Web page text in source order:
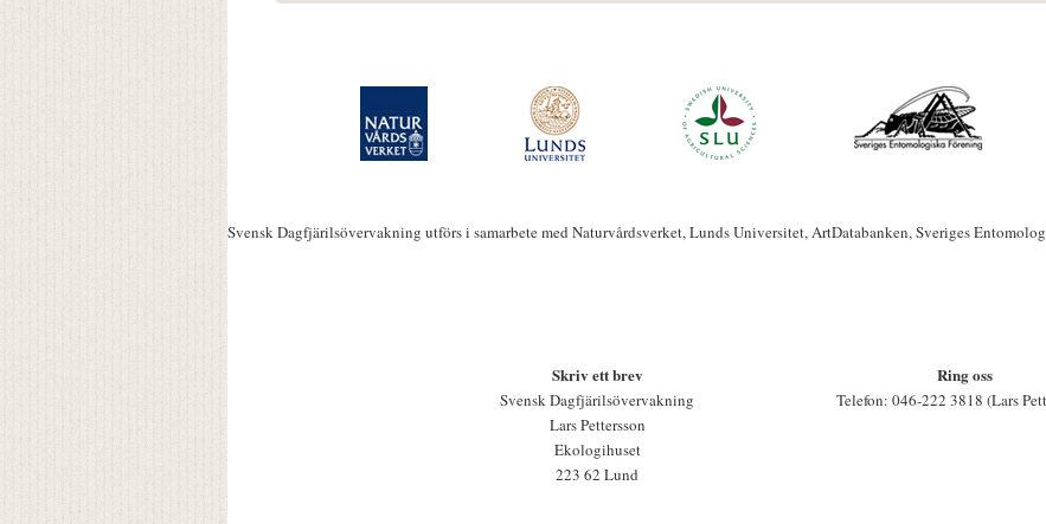
Svensk Dagfjärilsövervakning utförs i samarbete med Naturvårdsverket, Lunds Universitet, ArtDatabanken, Sveriges
Skriv ett brev
Svensk Dagfjärilsövervakning
Lars Pettersson
Ekologihuset
223 62 Lund
Ring oss
Telefon: 046-222 3818 (Lars